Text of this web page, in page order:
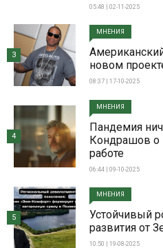
05:48 | 02-11-2025
МНЕНИЯ
новом
08:37 | 17-10-2025
3
МНЕНИЯ
Пандемия
Кондрашов о
работе
06:44 | 09-10-2025
4
МНЕНИЯ
Устойчивый
развития от
10:50 | 19-08-2025
5